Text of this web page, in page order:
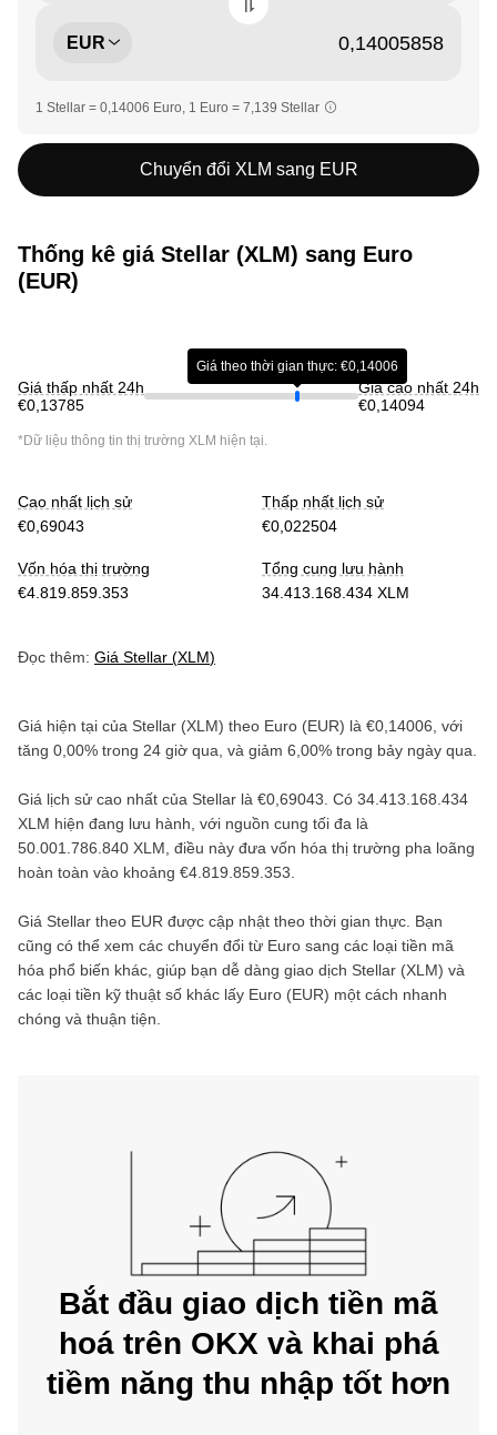
EUR
1 Stellar = 0,14006 Euro, 1 Euro = 7,139 Stellar
Chuyển đổi XLM sang EUR
Thống kê giá Stellar (XLM) sang Euro
(EUR)
Giá thấp nhất 24h
€0,13785
Giá theo thời gian thực: €0,14006
Giá cao nhất 24h
€0,14094
*Dữ liệu thông tin thị trường XLM hiện tại.
Cao nhất lịch sử
€0,69043
Thấp nhất lịch sử
€0,022504
Vốn hóa thị trường
€4.819.859.353
Tổng cung lưu hành
34.413.168.434 XLM
Đọc thêm: Giá Stellar (XLM)
Giá hiện tại của Stellar (XLM) theo Euro (EUR) là €0,14006 , với
tăng 0,00% trong 24 giờ qua, và giảm 6,00% trong bảy ngày qua.
Giá lịch sử cao nhất của Stellar là €0,69043 . Có 34.413.168.434
XLM hiện đang lưu hành, với nguồn cung tối đa là
50.001.786.840 XLM , điều này đưa vốn hóa thị trường pha loãng
hoàn toàn vào khoảng €4.819.859.353
Giá Stellar theo EUR được cập nhật theo thời gian thực. Bạn
cũng có thể xem các chuyển đổi từ Euro sang các loại tiền mã
hóa phổ biến khác, giúp bạn dễ dàng giao dịch Stellar (XLM) và
các loại tiền kỹ thuật số khác lấy Euro (EUR) một cách nhanh
chóng và thuận tiện.
Bắt đầu giao dịch tiền mã
hoá trên OKX và khai phá
tiềm năng thu nhập tốt hơn